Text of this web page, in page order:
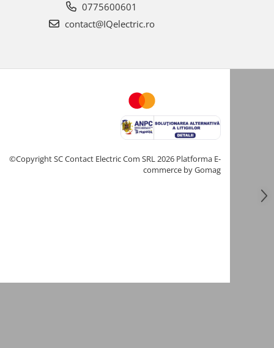
0775600601
contact@IQelectric.ro
©Copyright SC Contact Electric Com SRL 2026 Platforma E-
commerce by Gomag